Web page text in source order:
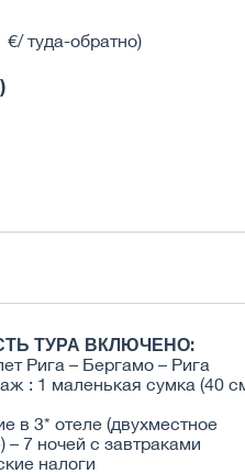
туда-обратно)
ТУРА ВКЛЮЧЕНО:
Рига – Бергамо – Рига
: 1 маленькая сумка (40
в 3* отеле (двухместное
– 7 ночей c завтраками
налоги